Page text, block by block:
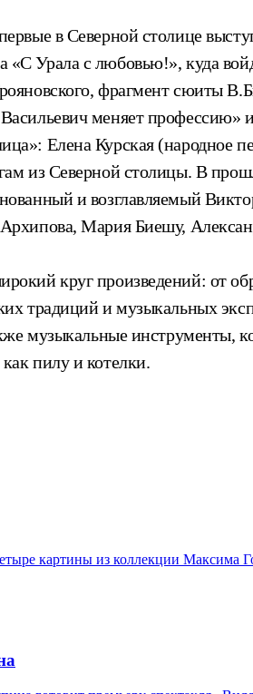
в Северной столице
Урала с любовью!», куда
фрагмент сюиты
меняет профессию»
Елена Курская
из Северной столицы. В
и возглавляемый
Мария Биешу,
круг произведений: от
традиций и музыкальных
музыкальные инструменты,
пилу и котелки.
картины из коллекции Максима